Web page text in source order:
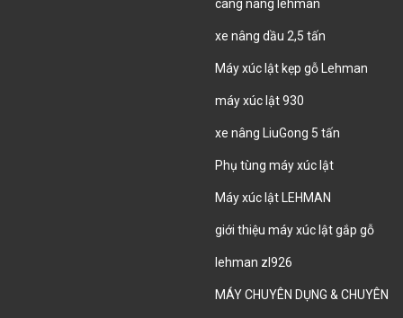
càng nâng lehman
xe nâng dầu 2,5 tấn
Máy xúc lật kẹp gỗ Lehman
máy xúc lật 930
xe nâng LiuGong 5 tấn
Phụ tùng máy xúc lật
Máy xúc lật LEHMAN
giới thiệu máy xúc lật gắp gỗ
lehman zl926
MÁY CHUYÊN DỤNG & CHUYÊN